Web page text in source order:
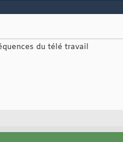
du télé travail